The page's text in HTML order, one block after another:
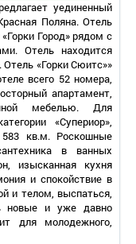
уединенный
Поляна. Отель
Город» рядом с
Отель находится
Отель «Горки Сюитс»»
всего 52 номера,
апартамент,
мебелью. Для
«Супериор»,
кв.м. Роскошные
в ванных
изысканная кухня
и спокойствие в
и телом, выспаться,
новые и уже давно
для молодежного,